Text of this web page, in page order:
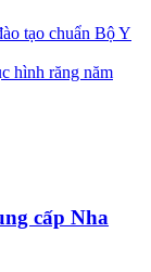
tạo chuẩn Bộ Y
hình răng năm
cấp Nha